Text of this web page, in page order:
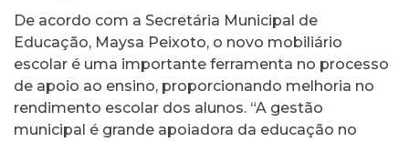
De acordo com a Secretária Municipal de
Educação, Maysa Peixoto, o novo mobiliário
escolar é uma importante ferramenta no processo
de apoio ao ensino, proporcionando melhoria no
rendimento escolar dos alunos. “A gestão
municipal é grande apoiadora da educação no